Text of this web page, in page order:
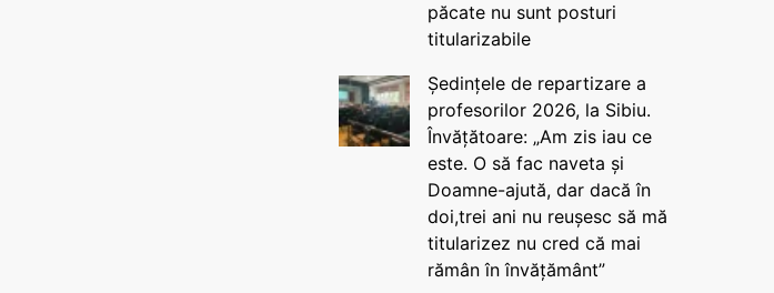
păcate nu sunt posturi
titularizabile
Ședințele de repartizare a
profesorilor 2026, la Sibiu.
Învățătoare: „Am zis iau ce
este. O să fac naveta și
Doamne-ajută, dar dacă în
doi,trei ani nu reușesc să mă
titularizez nu cred că mai
rămân în învățământ”